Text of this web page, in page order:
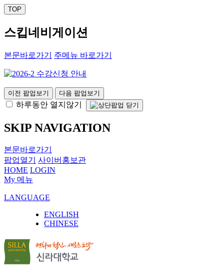
TOP
스킵네비게이션
본문바로가기 주메뉴 바로가기
이전 팝업보기 다음 팝업보기
하루동안 열지않기
SKIP NAVIGATION
본문바로가기
팝업열기
사이버홍보관
HOME LOGIN
My 메뉴
LANGUAGE
ENGLISH
CHINESE